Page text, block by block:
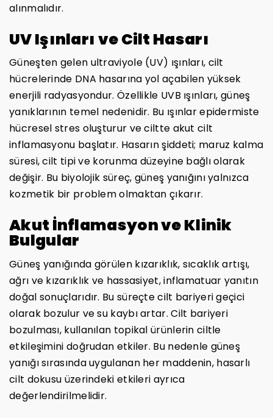
alınmalıdır.
UV Işınları ve Cilt Hasarı
Güneşten gelen ultraviyole (UV) ışınları, cilt
hücrelerinde DNA hasarına yol açabilen yüksek
enerjili radyasyondur. Özellikle UVB ışınları, güneş
yanıklarının temel nedenidir. Bu ışınlar epidermiste
hücresel stres oluşturur ve ciltte akut cilt
inflamasyonu başlatır. Hasarın şiddeti; maruz kalma
süresi, cilt tipi ve korunma düzeyine bağlı olarak
değişir. Bu biyolojik süreç, güneş yanığını yalnızca
kozmetik bir problem olmaktan çıkarır.
Akut İnflamasyon ve Klinik
Bulgular
Güneş yanığında görülen kızarıklık, sıcaklık artışı,
ağrı ve kızarıklık ve hassasiyet, inflamatuar yanıtın
doğal sonuçlarıdır. Bu süreçte cilt bariyeri geçici
olarak bozulur ve su kaybı artar. Cilt bariyeri
bozulması, kullanılan topikal ürünlerin ciltle
etkileşimini doğrudan etkiler. Bu nedenle güneş
yanığı sırasında uygulanan her maddenin, hasarlı
cilt dokusu üzerindeki etkileri ayrıca
değerlendirilmelidir.